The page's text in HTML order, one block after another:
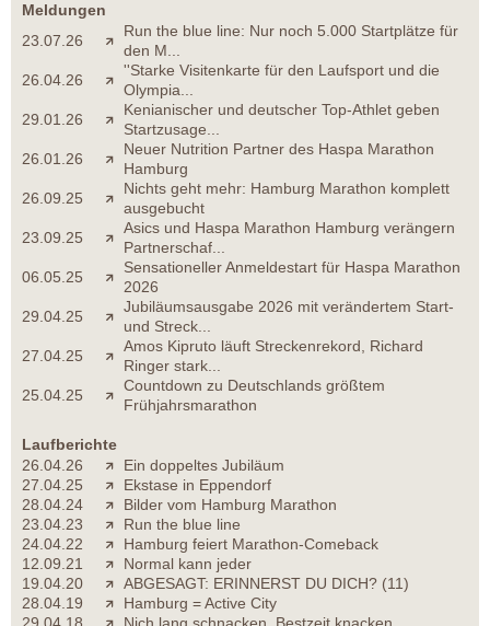
Meldungen
23.07.26
Run the blue line: Nur noch 5.000 Startplätze für
den M...
26.04.26
''Starke Visitenkarte für den Laufsport und die
Olympia...
29.01.26
Kenianischer und deutscher Top-Athlet geben
Startzusage...
26.01.26
Neuer Nutrition Partner des Haspa Marathon
Hamburg
26.09.25
Nichts geht mehr: Hamburg Marathon komplett
ausgebucht
23.09.25
Asics und Haspa Marathon Hamburg verängern
Partnerschaf...
06.05.25
Sensationeller Anmeldestart für Haspa Marathon
2026
29.04.25
Jubiläumsausgabe 2026 mit verändertem Start-
und Streck...
27.04.25
Amos Kipruto läuft Streckenrekord, Richard
Ringer stark...
25.04.25
Countdown zu Deutschlands größtem
Frühjahrsmarathon
Laufberichte
26.04.26
Ein doppeltes Jubiläum
27.04.25
Ekstase in Eppendorf
28.04.24
Bilder vom Hamburg Marathon
23.04.23
Run the blue line
24.04.22
Hamburg feiert Marathon-Comeback
12.09.21
Normal kann jeder
19.04.20
ABGESAGT: ERINNERST DU DICH? (11)
28.04.19
Hamburg = Active City